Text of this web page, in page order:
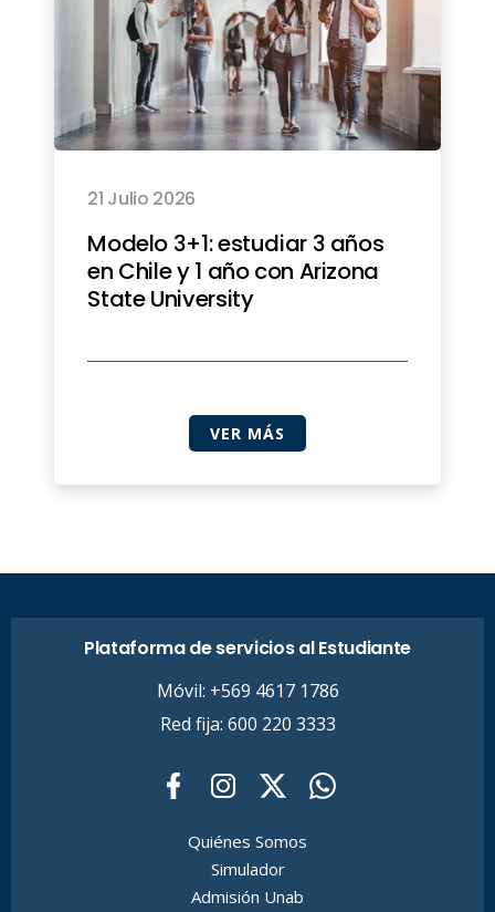
21 Julio 2026
Modelo 3+1: estudiar 3 años
en Chile y 1 año con Arizona
State University
VER MÁS